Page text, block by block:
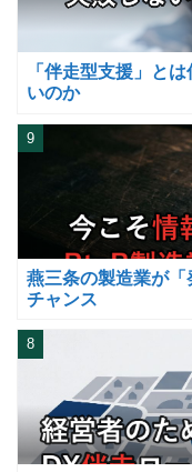
「伴走型支援」と
いのか
燕三条の製造業が
チャンス
9
8